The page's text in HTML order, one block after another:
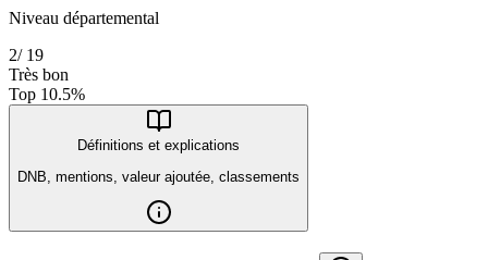
Niveau départemental
2/ 19
Très bon
Top 10.5%
Définitions et explications
DNB, mentions, valeur ajoutée, classements